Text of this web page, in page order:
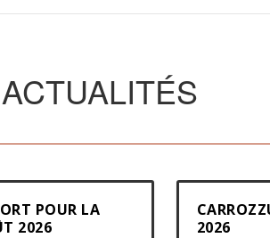
POUR LA
2026
2026